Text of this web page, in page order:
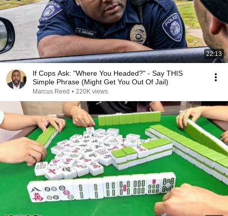
22:13
If Cops Ask: "Where You Headed?" - Say THIS
Simple Phrase (Might Get You Out Of Jail)
Marcus Reed • 220K views